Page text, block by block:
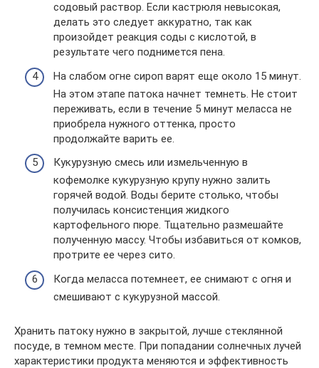
содовый раствор. Если кастрюля невысокая,
делать это следует аккуратно, так как
произойдет реакция соды с кислотой, в
результате чего поднимется пена.
На слабом огне сироп варят еще около 15 минут.
На этом этапе патока начнет темнеть. Не стоит
переживать, если в течение 5 минут меласса не
приобрела нужного оттенка, просто
продолжайте варить ее.
Кукурузную смесь или измельченную в
кофемолке кукурузную крупу нужно залить
горячей водой. Воды берите столько, чтобы
получилась консистенция жидкого
картофельного пюре. Тщательно размешайте
полученную массу. Чтобы избавиться от комков,
протрите ее через сито.
Когда меласса потемнеет, ее снимают с огня и
смешивают с кукурузной массой.
Хранить патоку нужно в закрытой, лучше стеклянной
посуде, в темном месте. При попадании солнечных лучей
характеристики продукта меняются и эффективность